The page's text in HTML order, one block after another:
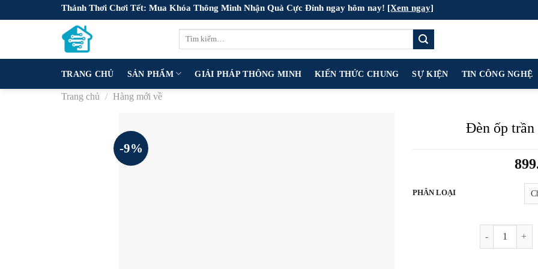
to
Thảnh Thơi Chơi Tết: Mua Khóa Thông Minh Nhận Quà Cực Đỉnh ngay hôm nay! [Xem ngay]
TRANG CHỦ SẢN PHẨM GIẢI PHÁP THÔNG MINH KIẾN THỨC CHUNG SỰ KIỆN TIN CÔNG NGHỆ
Trang chủ / Hàng mới về
-9%
Đèn ốp trần
PHÂN LOẠI
Đèn ốp trần